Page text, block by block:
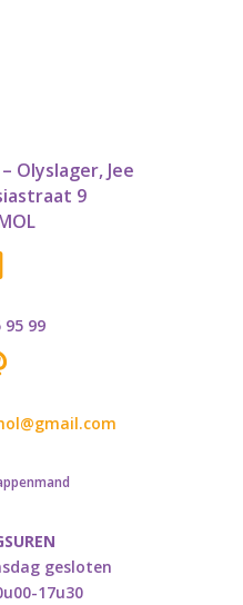
– Olyslager, Jee
9
95 99
gesloten
17u30